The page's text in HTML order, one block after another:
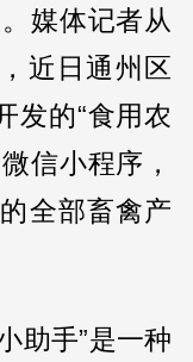
媒体记者从
近日通州区
发的“食用农
信小程序，
全部畜禽产
助手”是一种